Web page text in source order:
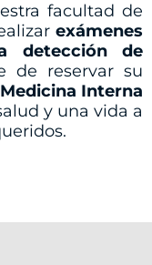
facultad de
exámenes
detección de
de reservar su
Medicina Interna
y una vida a